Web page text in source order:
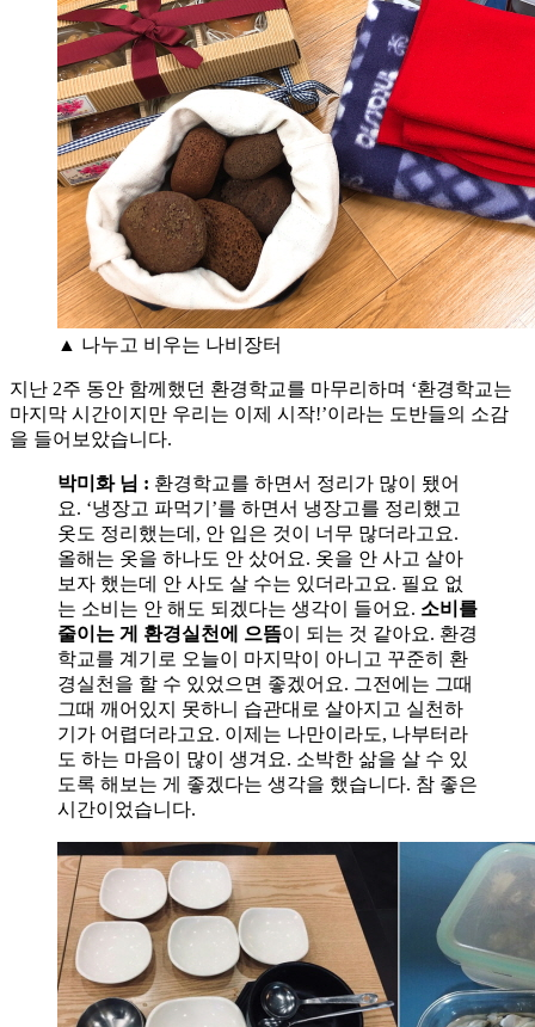
▲ 나누고 비우는 나비장터
지난 2주 동안 함께했던 환경학교를 마무리하며 ‘환경학교는
마지막 시간이지만 우리는 이제 시작!’이라는 도반들의 소감
을 들어보았습니다.
박미화 님 : 환경학교를 하면서 정리가 많이 됐어
요. ‘냉장고 파먹기’를 하면서 냉장고를 정리했고
옷도 정리했는데, 안 입은 것이 너무 많더라고요.
올해는 옷을 하나도 안 샀어요. 옷을 안 사고 살아
보자 했는데 안 사도 살 수는 있더라고요. 필요 없
는 소비는 안 해도 되겠다는 생각이 들어요. 소비를
줄이는 게 환경실천에 으뜸이 되는 것 같아요. 환경
학교를 계기로 오늘이 마지막이 아니고 꾸준히 환
경실천을 할 수 있었으면 좋겠어요. 그전에는 그때
그때 깨어있지 못하니 습관대로 살아지고 실천하
기가 어렵더라고요. 이제는 나만이라도, 나부터라
도 하는 마음이 많이 생겨요. 소박한 삶을 살 수 있
도록 해보는 게 좋겠다는 생각을 했습니다. 참 좋은
시간이었습니다.